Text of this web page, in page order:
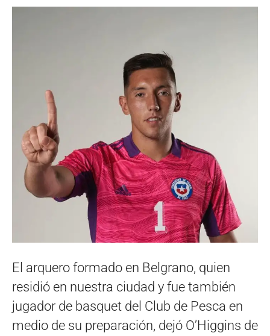
El arquero formado en Belgrano, quien
residió en nuestra ciudad y fue también
jugador de basquet del Club de Pesca en
medio de su preparación, dejó O’Higgins de